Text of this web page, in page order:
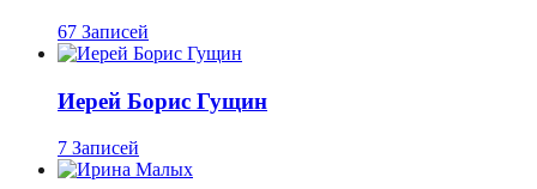
67 Записей
Иерей Борис Гущин
7 Записей